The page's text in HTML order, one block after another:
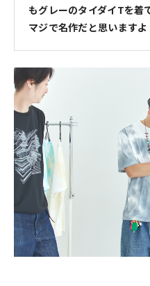
もグレーのタイダイTを着
マジで名作だと思いますよ